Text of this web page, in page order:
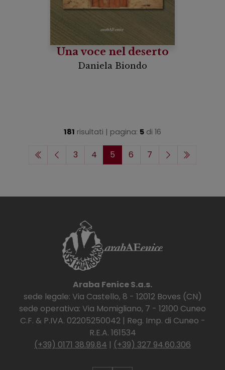
Una voce nel deserto
Daniela Biondo
181 risultati | pagina: 5 di 16
3 4 5 6 7
Araba Fenice S.a.s.
sede legale: Via Castello, 8 - 12012 Boves (CN)
sede operativa: Via Momigliano, 7 - 12100 Cuneo
C.F. & P.IVA. 02205250042 | Reg. Imp. di Cuneo -
R.E.A. 161534
(+39) 0171 38.99.84 | (+39) 327 94.60.306